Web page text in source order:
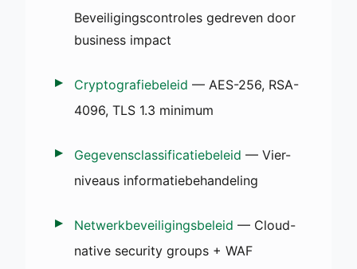
Beveiligingscontroles gedreven door
business impact
Cryptografiebeleid — AES-256, RSA-
4096, TLS 1.3 minimum
Gegevensclassificatiebeleid — Vier-
niveaus informatiebehandeling
Netwerkbeveiligingsbeleid — Cloud-
native security groups + WAF